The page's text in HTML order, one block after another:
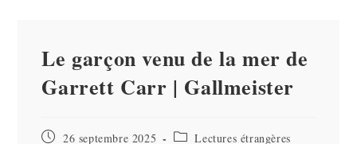
Le garçon venu de la mer de
Garrett Carr | Gallmeister
Publication
26 septembre 2025
Post Lectures étrangères